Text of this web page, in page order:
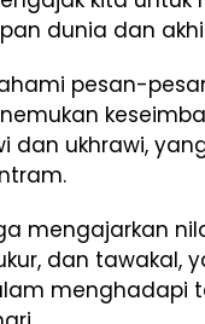
dunia dan
pesan-
dan ukhrawi,
mengajarkan
dan tawakal,
menghadapi